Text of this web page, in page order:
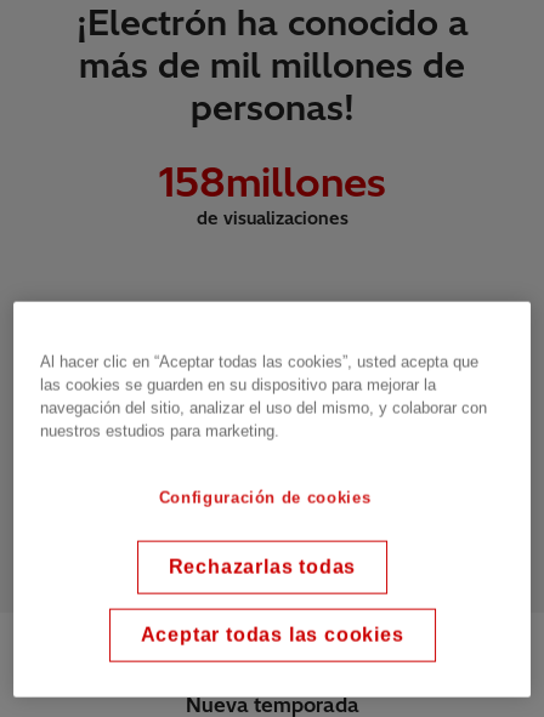
¡Electrón ha conocido a
más de mil millones de
personas!
158millones
de visualizaciones
de impresiones
40,6 millones
Nueva temporada
Al hacer clic en “Aceptar todas las cookies”, usted acepta que
las cookies se guarden en su dispositivo para mejorar la
navegación del sitio, analizar el uso del mismo, y colaborar con
nuestros estudios para marketing.
Configuración de cookies
Rechazarlas todas
Aceptar todas las cookies